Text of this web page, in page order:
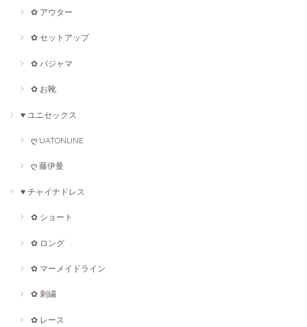
✿ アウター
✿ セットアップ
✿ パジャマ
✿ お靴
♥ ユニセックス
ღ UATONLINE
ღ 藤伊曼
♥ チャイナドレス
✿ ショート
✿ ロング
✿ マーメイドライン
✿ 刺繍
✿ レース